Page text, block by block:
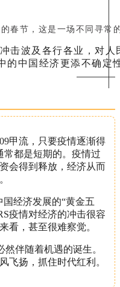
节，这是一场不同寻常
波及各行各业，对人
的中国经济更添不确定
甲流，只要疫情逐渐得
常都是短期的。疫情过
会得到释放，经济从而
经济发展的“黄金五
疫情对经济的冲击很容
看，甚至很难察觉。
伴随着机遇的诞生。
飞扬，抓住时代红利。